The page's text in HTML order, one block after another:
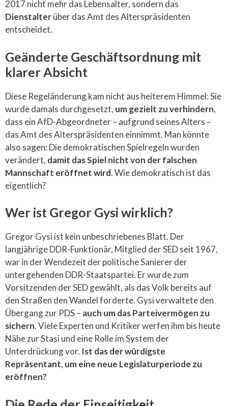
2017 nicht mehr das Lebensalter, sondern das
Dienstalterüber das Amt des Alterspräsidenten
entscheidet.
Geänderte Geschäftsordnung mit
klarer Absicht
Diese Regeländerung kam nicht aus heiterem Himmel: Sie
wurde damals durchgesetzt, um gezielt zu verhindern,
dass ein AfD-Abgeordneter – aufgrund seines Alters –
das Amt des Alterspräsidenten einnimmt. Man könnte
also sagen: Die demokratischen Spielregeln wurden
verändert, damit das Spiel nicht von der falschen
Mannschaft eröffnet wird. Wie demokratisch ist das
eigentlich?
Wer ist Gregor Gysi wirklich?
Gregor Gysi ist kein unbeschriebenes Blatt. Der
langjährige DDR-Funktionär, Mitglied der SED seit 1967,
war in der Wendezeit der politische Sanierer der
untergehenden DDR-Staatspartei. Er wurde zum
Vorsitzenden der SED gewählt, als das Volk bereits auf
den Straßen den Wandel forderte. Gysi verwaltete den
Übergang zur PDS – auch um das Parteivermögen zu
sichern. Viele Experten und Kritiker werfen ihm bis heute
Nähe zur Stasi und eine Rolle im System der
Unterdrückung vor. Ist das der würdigste
Repräsentant, um eine neue Legislaturperiode zu
eröffnen?